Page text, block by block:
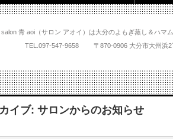
salon 青 aoi（サロン アオイ）は大分のよもぎ蒸し＆ハマ
TEL. 097-547-9658 〒870-0906 大分市大
イブ: サロンからのお知らせ